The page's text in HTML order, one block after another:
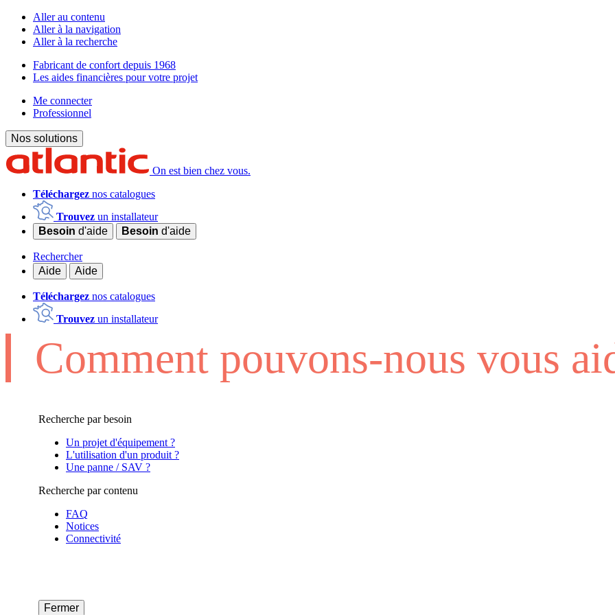
Aller au contenu
Aller à la navigation
Aller à la recherche
Fabricant de confort depuis 1968
Les aides financières pour votre projet
Me connecter
Professionnel
Nos solutions
On est bien chez vous.
Téléchargez nos catalogues
Trouvez un installateur
Besoin d'aide Besoin d'aide
Rechercher
Aide
Aide
Téléchargez nos catalogues
Trouvez un installateur
Comment pouvons-nous vous
Recherche par besoin
Un projet d'équipement ?
L'utilisation d'un produit ?
Une panne / SAV ?
Recherche par contenu
FAQ
Notices
Connectivité
Fermer